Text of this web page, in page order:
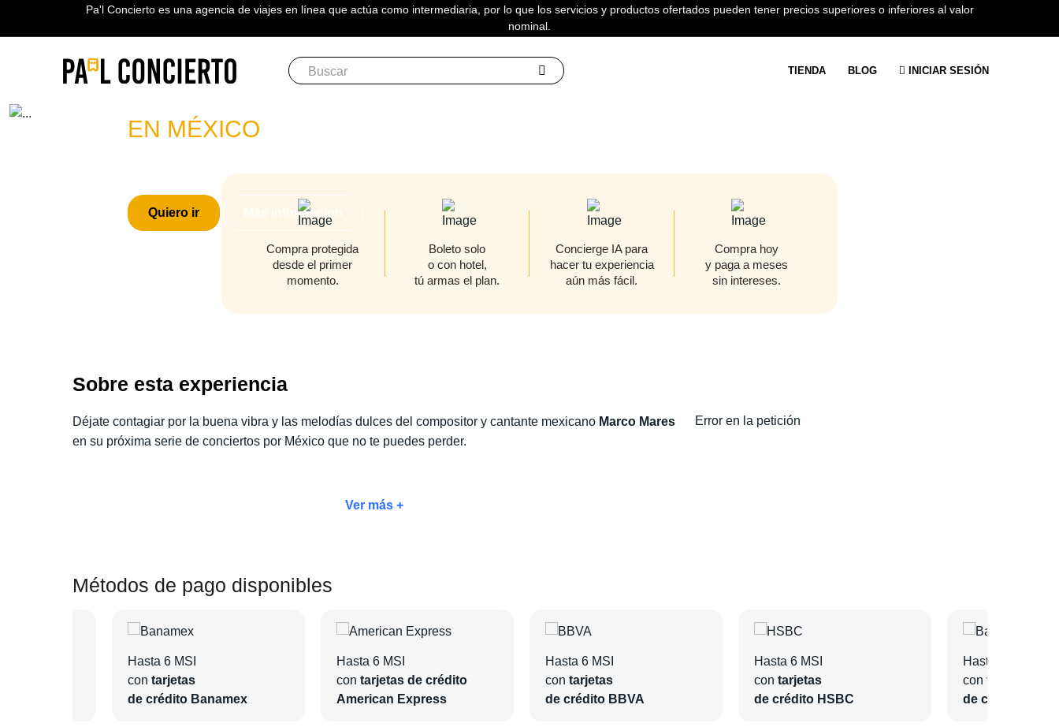
Pa'l Concierto es una agencia de viajes en línea que actúa como intermediaria, por lo que los servicios y productos ofertados pueden tener precios superiores o inferiores al valor
nominal.
TIENDA BLOG INICIAR SESIÓN
Boletos
MARCO MARES
EN MÉXICO
Quiero ir Más información
Compra protegida
desde el primer
momento.
Boleto solo
o con hotel,
tú armas el plan.
Concierge IA para
hacer tu experiencia
aún más fácil.
Compra hoy
y paga a meses
sin intereses.
Sobre esta experiencia
Déjate contagiar por la buena vibra y las melodías dulces del compositor y cantante mexicanoMarco Mares
en su próxima serie de conciertos por México que no te puedes perder.
y sin preocupaciones. Con este paquete, tendrás acceso a
Escoge la categoría de boleto que prefieras, elige el hotel que mejor se adapte a tus necesidades y añade
las actividades adicionales que te interesen.
Nosotros nos encargaremos de todo para que disfrutes deuna experiencia inolvidable.
Ver más +
Error en la petición
Métodos de pago disponibles
Hasta 6 MSI
con tarjetas
de crédito Banamex
Hasta 6 MSI
con tarjetas de crédito
American Express
Hasta 6 MSI
con tarjetas
de crédito BBVA
Hasta 6 MSI
con tarjetas
de crédito HSBC
Hasta 6 MSI
con tarjetas
de crédito